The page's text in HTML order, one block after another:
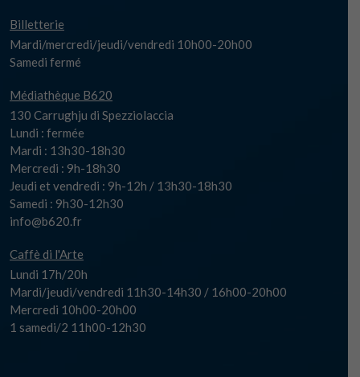
Billetterie
Mardi/mercredi/jeudi/vendredi 10h00-20h00
Samedi fermé
Médiathèque B620
130 Carrughju di Spezziolaccia
Lundi : fermée
Mardi : 13h30-18h30
Mercredi : 9h-18h30
Jeudi et vendredi : 9h-12h / 13h30-18h30
Samedi : 9h30-12h30
info@b620.fr
Caffè di l'Arte
Lundi 17h/20h
Mardi/jeudi/vendredi 11h30-14h30 / 16h00-20h00
Mercredi 10h00-20h00
1 samedi/2 11h00-12h30